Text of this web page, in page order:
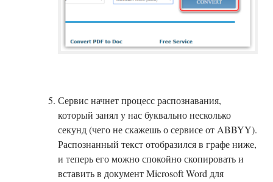
Сервис начнет процесс распознавания,
который занял у нас буквально несколько
секунд (чего не скажешь о сервисе от ABBYY).
Распознанный текст отобразился в графе ниже,
и теперь его можно спокойно скопировать и
вставить в документ Microsoft Word для